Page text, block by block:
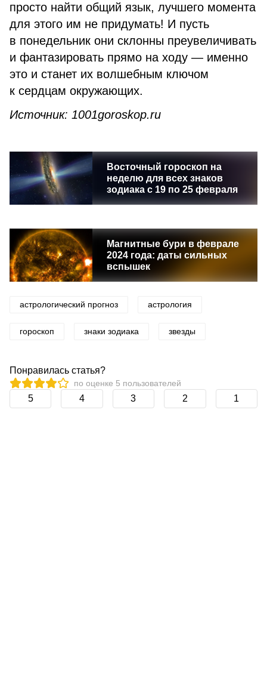
просто найти общий язык, лучшего момента
для этого им не придумать! И пусть
в понедельник они склонны преувеличивать
и фантазировать прямо на ходу — именно
это и станет их волшебным ключом
к сердцам окружающих.
Источник: 1001goroskop.ru
Восточный гороскоп на
неделю для всех знаков
зодиака с 19 по 25 февраля
Магнитные бури в феврале
2024 года: даты сильных
вспышек
астрологический прогноз астрология
гороскоп знаки зодиака звезды
Понравилась статья?
по оценке 5 пользователей
5 4 3 2 1